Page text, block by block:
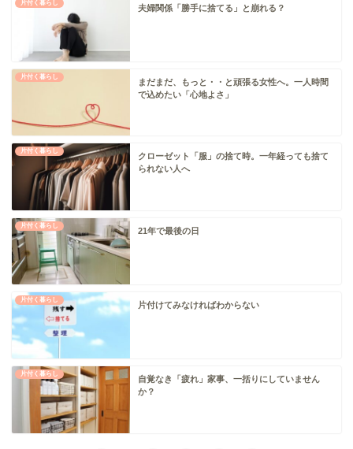
片付く暮らし
夫婦関係「勝手に捨てる」と崩れる？
片付く暮らし
まだまだ、もっと・・と頑張る女性へ。一人時間
で込めたい「心地よさ」
片付く暮らし
クローゼット「服」の捨て時。一年経っても捨て
られない人へ
片付く暮らし
21年で最後の日
片付く暮らし
片付けてみなければわからない
片付く暮らし
自覚なき「疲れ」家事、一括りにしていません
か？